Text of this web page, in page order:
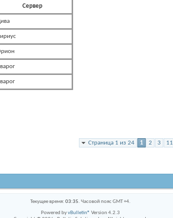
Сервер
Страница 1 из 24 1 2 3 11
Текущее время: 03:35. Часовой пояс GMT +4.
Powered byvBulletin® Version 4.2.3